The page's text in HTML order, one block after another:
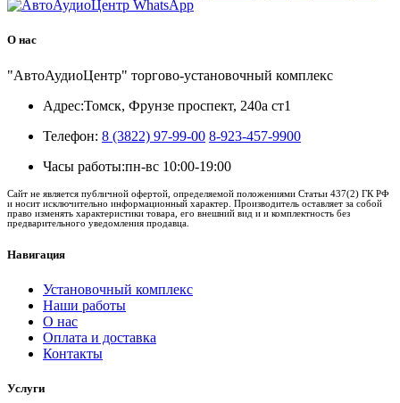
О нас
"АвтоАудиоЦентр" торгово-установочный комплекс
Адрес:Томск, Фрунзе проспект, 240а ст1
Телефон: 8 (3822) 97-99-00 8-923-457-9900
Часы работы:пн-вс 10:00-19:00
Сайт не является публичной офертой, определяемой положениями Статьи 437(2) ГК РФ
и носит исключительно информационный характер. Производитель оставляет за собой
право изменять характеристики товара, его внешний вид и и комплектность без
предварительного уведомления продавца.
Навигация
Установочный комплекс
Наши работы
О нас
Оплата и доставка
Контакты
Услуги